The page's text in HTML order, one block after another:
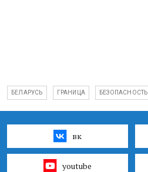
БЕЛАРУСЬ ГРАНИЦА БЕЗОПАСНОСТЬ
вк
youtube